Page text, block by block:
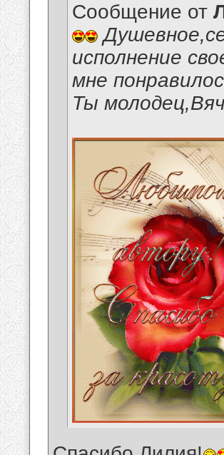
Сообщение от
исполнение
мне
Ты